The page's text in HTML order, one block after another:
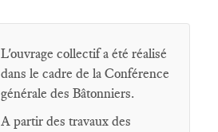
L'ouvrage collectif a été réalisé
dans le cadre de la Conférence
générale des Bâtonniers.
A partir des travaux des